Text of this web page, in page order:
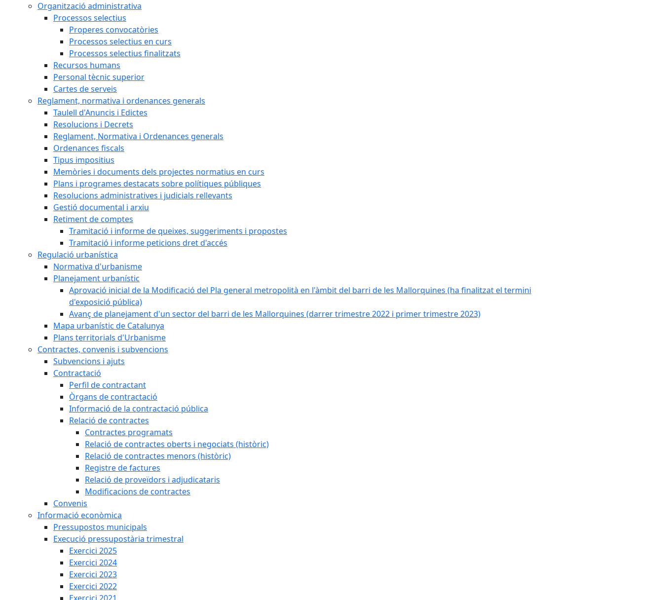
Organització administrativa
Processos selectius
Properes convocatòries
Processos selectius en curs
Processos selectius finalitzats
Recursos humans
Personal tècnic superior
Cartes de serveis
Reglament, normativa i ordenances generals
Taulell d'Anuncis i Edictes
Resolucions i Decrets
Reglament, Normativa i Ordenances generals
Ordenances fiscals
Tipus impositius
Memòries i documents dels projectes normatius en curs
Plans i programes destacats sobre polítiques públiques
Resolucions administratives i judicials rellevants
Gestió documental i arxiu
Retiment de comptes
Tramitació i informe de queixes, suggeriments i propostes
Tramitació i informe peticions dret d'accés
Regulació urbanística
Normativa d'urbanisme
Planejament urbanístic
Aprovació inicial de la Modificació del Pla general metropolità en l'àmbit del barri de les Mallorquines (ha finalitzat el termini
d'exposició pública)
Avanç de planejament d'un sector del barri de les Mallorquines (darrer trimestre 2022 i primer trimestre 2023)
Mapa urbanístic de Catalunya
Plans territorials d'Urbanisme
Contractes, convenis i subvencions
Subvencions i ajuts
Contractació
Perfil de contractant
Òrgans de contractació
Informació de la contractació pública
Relació de contractes
Contractes programats
Relació de contractes oberts i negociats (històric)
Relació de contractes menors (històric)
Registre de factures
Relació de proveïdors i adjudicataris
Modificacions de contractes
Convenis
Informació econòmica
Pressupostos municipals
Execució pressupostària trimestral
Exercici 2025
Exercici 2024
Exercici 2023
Exercici 2022